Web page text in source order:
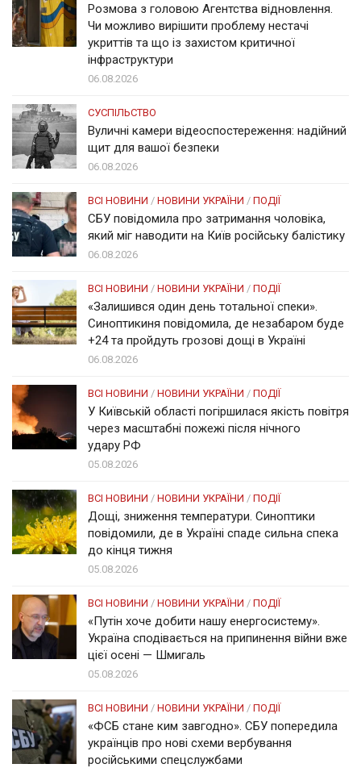
Розмова з головою Агентства відновлення.
Чи можливо вирішити проблему нестачі
укриттів та що із захистом критичної
інфраструктури
06.08.2026
СУСПІЛЬСТВО
Вуличні камери відеоспостереження: надійний
щит для вашої безпеки
06.08.2026
ВСІ НОВИНИ / НОВИНИ УКРАЇНИ / ПОДІЇ
СБУ повідомила про затримання чоловіка,
який міг наводити на Київ російську балістику
06.08.2026
ВСІ НОВИНИ / НОВИНИ УКРАЇНИ / ПОДІЇ
«Залишився один день тотальної спеки».
Синоптикиня повідомила, де незабаром буде
+24 та пройдуть грозові дощі в Україні
06.08.2026
ВСІ НОВИНИ / НОВИНИ УКРАЇНИ / ПОДІЇ
У Київській області погіршилася якість повітря
через масштабні пожежі після нічного
удару РФ
05.08.2026
ВСІ НОВИНИ / НОВИНИ УКРАЇНИ / ПОДІЇ
Дощі, зниження температури. Синоптики
повідомили, де в Україні спаде сильна спека
до кінця тижня
05.08.2026
ВСІ НОВИНИ / НОВИНИ УКРАЇНИ / ПОДІЇ
«Путін хоче добити нашу енергосистему».
Україна сподівається на припинення війни вже
цієї осені — Шмигаль
05.08.2026
ВСІ НОВИНИ / НОВИНИ УКРАЇНИ / ПОДІЇ
«ФСБ стане ким завгодно». СБУ попередила
українців про нові схеми вербування
російськими спецслужбами